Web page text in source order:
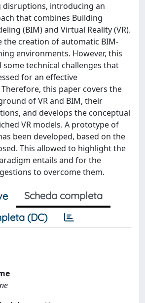
disruptions, introducing an
that combines Building
(BIM) and Virtual Reality (VR).
the creation of automatic BIM-
environments. However, this
some technical challenges that
for an effective
this paper covers the
of VR and BIM, their
and develops the conceptual
VR models. A prototype of
been developed, based on the
This allowed to highlight the
entails and for the
to overcome them.
Scheda completa
(DC)